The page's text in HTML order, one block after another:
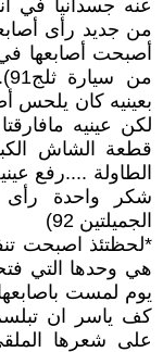
عنه جسدانيا في
من جديد رأى
أصبحت أصابعها
بعينيه كان يلحس
لكن عينيه
قطعة الشاش
الطاولة ....رفع
شكر واحدة رأى
الجميلتين 92)
*لحظتئذ اصبحت
هي وحدها التي
كف ياسر ان